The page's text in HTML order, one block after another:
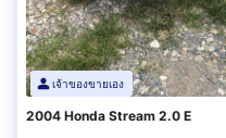
เจ้าของขายเอง
2004 Honda Stream 2.0 E